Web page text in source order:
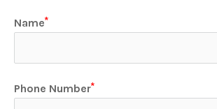
Name
Phone Number